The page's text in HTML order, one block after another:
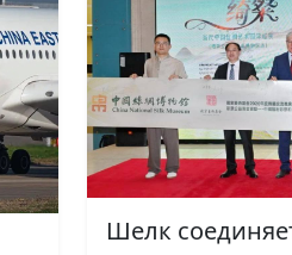
Шелк